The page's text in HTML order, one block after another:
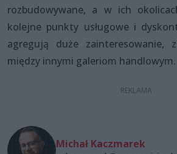
rozbudowywane, a w ich
kolejne punkty usługowe i
agregują duże zainteresowanie,
między innymi galeriom handlowym.
Michał Kaczmarek